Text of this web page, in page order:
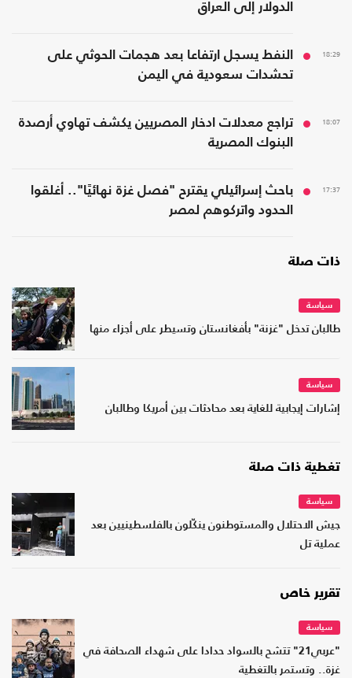
الدولار إلى العراق
18:29
النفط يسجل ارتفاعا بعد هجمات الحوثي على
تحشدات سعودية في اليمن
18:07
تراجع معدلات ادخار المصريين يكشف تهاوي أرصدة
البنوك المصرية
17:37
باحث إسرائيلي يقترح "فصل غزة نهائيًا".. أغلقوا
الحدود واتركوهم لمصر
ذات صلة
سياسة
طالبان تدخل "غزنة" بأفغانستان وتسيطر على أجزاء منها
سياسة
إشارات إيجابية للغاية بعد محادثات بين أمريكا وطالبان
تغطية ذات صلة
سياسة
جيش الاحتلال والمستوطنون ينكّلون بالفلسطينيين بعد
عملية تل
تقرير خاص
سياسة
"عربي21" تتشح بالسواد حدادا على شهداء الصحافة في
غزة.. وتستمر بالتغطية